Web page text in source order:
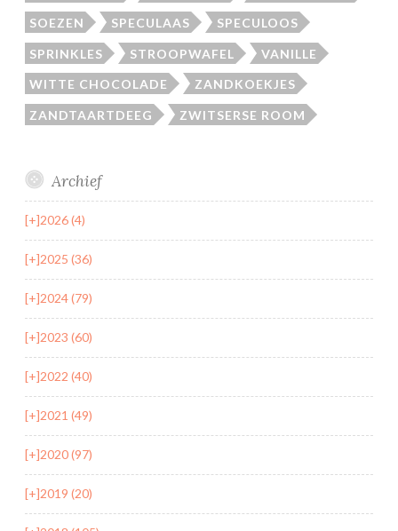
SOEZEN SPECULAAS SPECULOOS
SPRINKLES STROOPWAFEL VANILLE
WITTE CHOCOLADE ZANDKOEKJES
ZANDTAARTDEEG ZWITSERSE ROOM
Archief
[+]2026 (4)
[+]2025 (36)
[+]2024 (79)
[+]2023 (60)
[+]2022 (40)
[+]2021 (49)
[+]2020 (97)
[+]2019 (20)